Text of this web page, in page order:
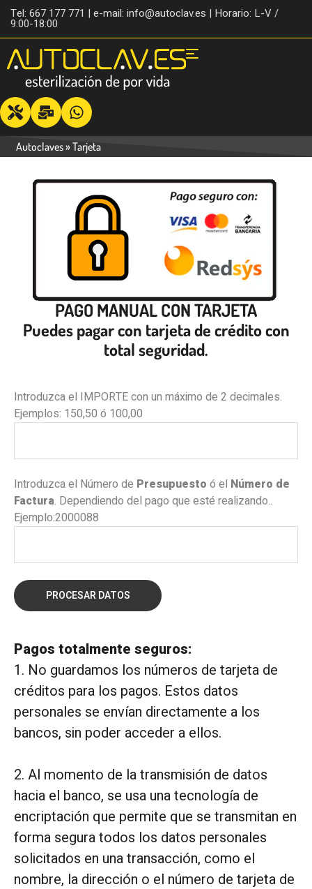
Tel: 667 177 771 | e-mail: info@autoclav.es | Horario: L-V /
9:00-18:00
Autoclaves»Tarjeta
PAGO MANUAL CON TARJETA
Puedes pagar con tarjeta de crédito con
total seguridad.
Introduzca el IMPORTE con un máximo de 2 decimales.
Ejemplos: 150,50 ó 100,00
Introduzca el Número de Presupuesto ó el Número de
Factura. Dependiendo del pago que esté realizando..
Ejemplo:2000088
Pagos totalmente seguros:
1. No guardamos los números de tarjeta de
créditos para los pagos. Estos datos
personales se envían directamente a los
bancos, sin poder acceder a ellos.
2. Al momento de la transmisión de datos
hacia el banco, se usa una tecnología de
encriptación que permite que se transmitan en
forma segura todos los datos personales
solicitados en una transacción, como el
nombre, la dirección o el número de tarjeta de